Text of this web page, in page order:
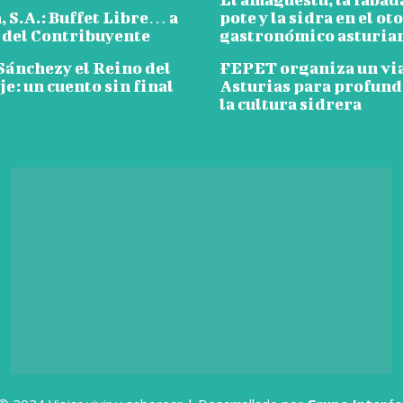
S.A.: Buffet Libre… a
del Contribuyente
el Reino del
un cuento sin final
pote y la sidra en el
gastronómico
FEPET organiza un
Asturias para
la cultura sidrera